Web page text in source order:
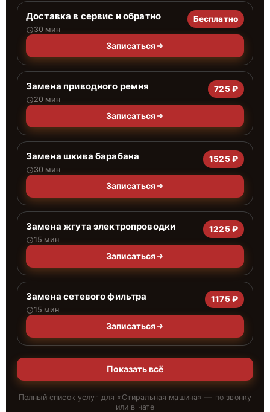
Доставка в сервис и обратно
30 мин
Бесплатно
Записаться
Замена приводного ремня
20 мин
725 ₽
Записаться
Замена шкива барабана
30 мин
1525 ₽
Записаться
Замена жгута электропроводки
15 мин
1225 ₽
Записаться
Замена сетевого фильтра
15 мин
1175 ₽
Записаться
Показать всё
Полный список услуг для « Стиральная машина» — по звонку
или в чате